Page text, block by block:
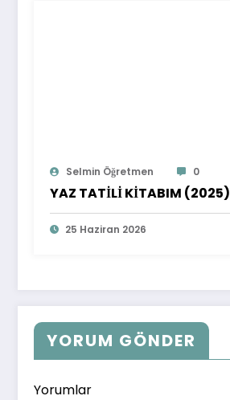
Selmin Öğretmen 0
YAZ TATİLİ KİTABIM (2025)
25 Haziran 2026
YORUM GÖNDER
Yorumlar